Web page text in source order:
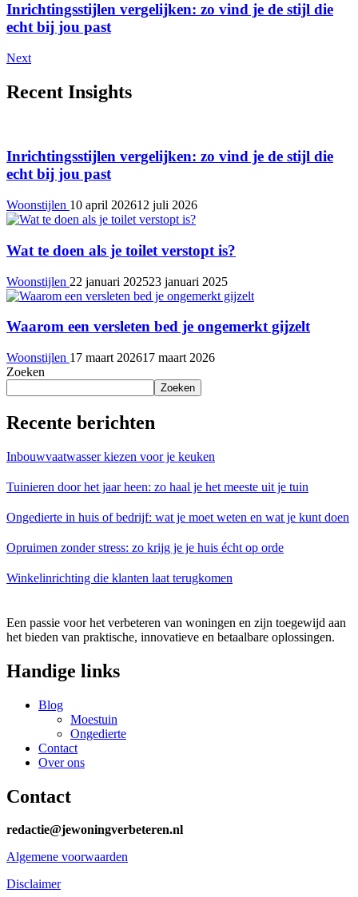
Inrichtingsstijlen vergelijken: zo vind je de stijl die
echt bij jou past
Next
Recent Insights
Inrichtingsstijlen vergelijken: zo vind je de stijl die
echt bij jou past
Woonstijlen 10 april 202612 juli 2026
Wat te doen als je toilet verstopt is?
Woonstijlen 22 januari 202523 januari 2025
Waarom een versleten bed je ongemerkt gijzelt
Woonstijlen 17 maart 202617 maart 2026
Zoeken
Zoeken
Recente berichten
Inbouwvaatwasser kiezen voor je keuken
Tuinieren door het jaar heen: zo haal je het meeste uit je tuin
Ongedierte in huis of bedrijf: wat je moet weten en wat je kunt doen
Opruimen zonder stress: zo krijg je je huis écht op orde
Winkelinrichting die klanten laat terugkomen
Een passie voor het verbeteren van woningen en zijn toegewijd aan
het bieden van praktische, innovatieve en betaalbare oplossingen.
Handige links
Blog
Moestuin
Ongedierte
Contact
Over ons
Contact
redactie@jewoningverbeteren.nl
Algemene voorwaarden
Disclaimer